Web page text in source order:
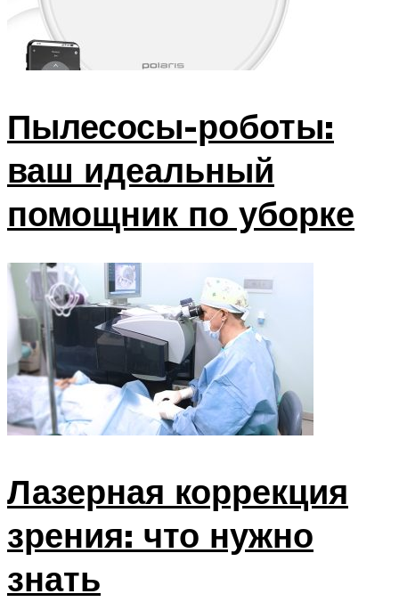
Пылесосы-роботы:
ваш идеальный
помощник по уборке
Лазерная коррекция
зрения: что нужно
знать